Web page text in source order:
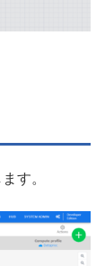
す。